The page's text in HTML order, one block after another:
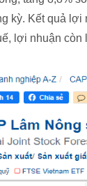
kỳ. Kết quả lợi
lợi nhuận còn